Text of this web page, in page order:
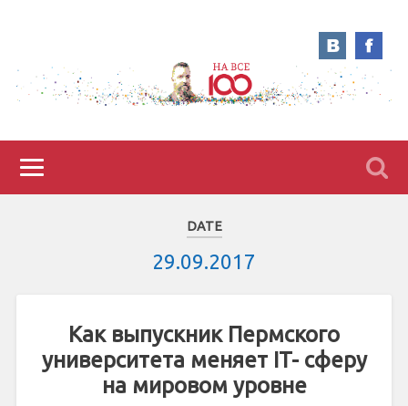
DATE
29.09.2017
Как выпускник Пермского
университета меняет IT- сферу
на мировом уровне